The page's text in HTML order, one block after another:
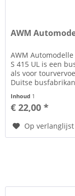
AWM
AWM Automodelle
S 415 UL is een
als voor
Duitse
Inhoud 1
€ 22,00 *
Op verlanglijst